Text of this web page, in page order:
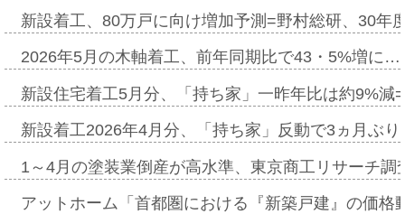
新設着工、80万戸に向け増加予測=野村総研、30年
2026年5月の木軸着工、前年同期比で43・5%増に…
新設住宅着工5月分、「持ち家」一昨年比は約9%
新設着工2026年4月分、「持ち家」反動で3ヵ月ぶ
1～4月の塗装業倒産が高水準、東京商工リサーチ
アットホーム「首都圏における『新築戸建』の価